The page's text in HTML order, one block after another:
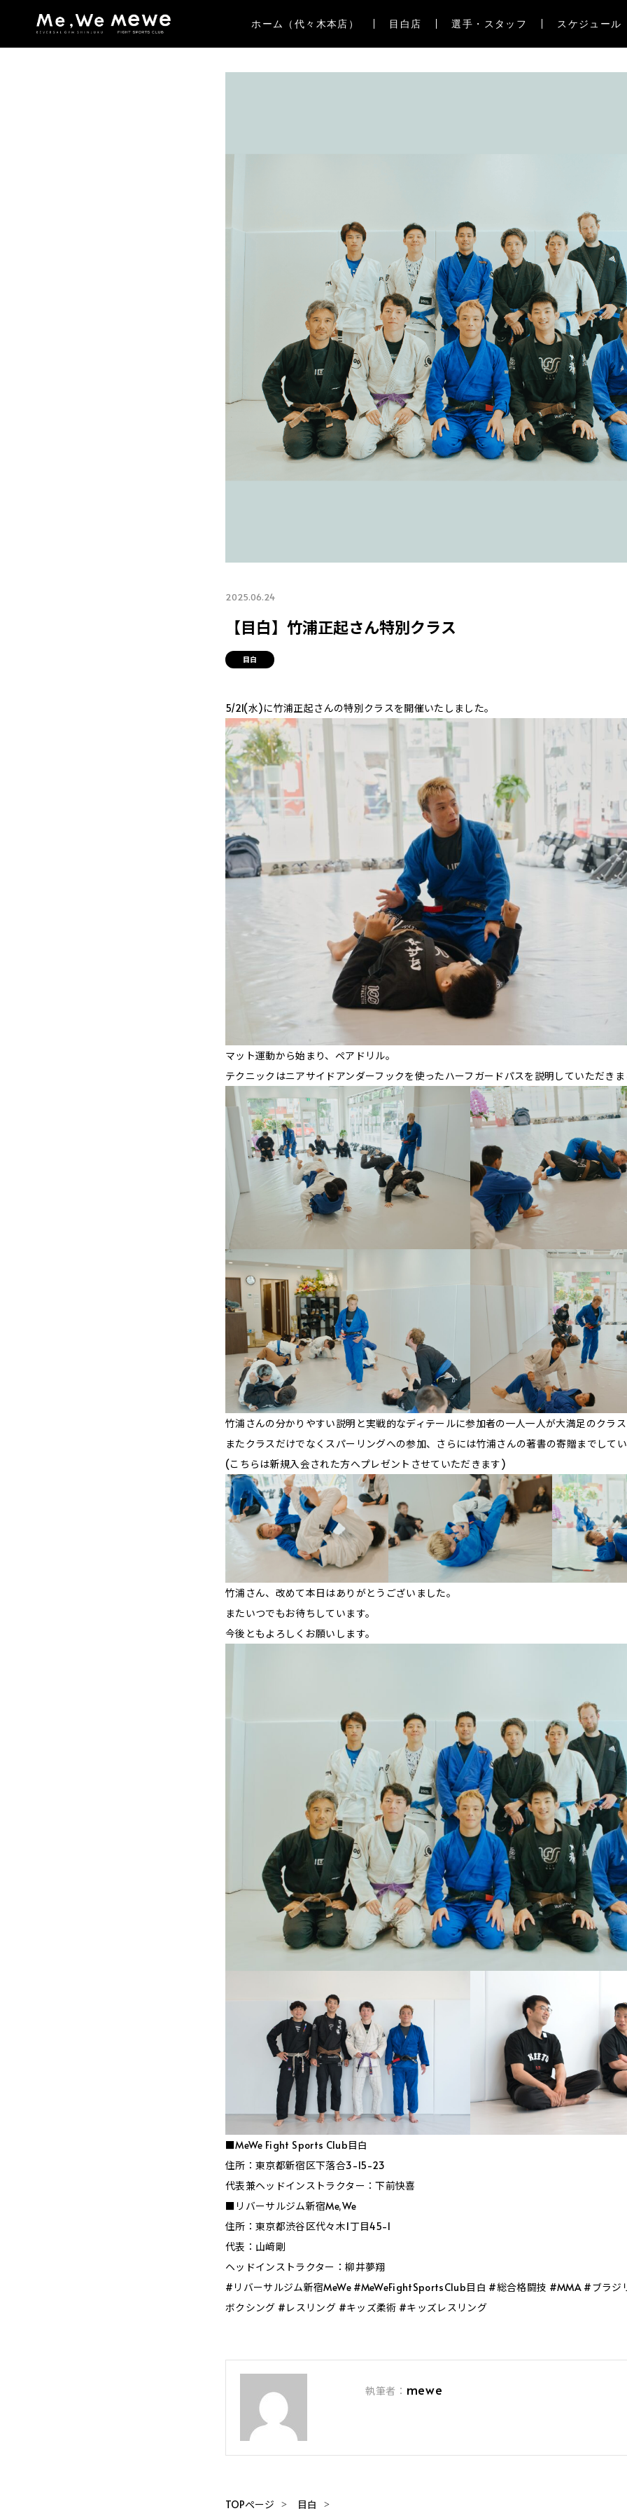
ホーム（代々木本店） 目白店 選手・スタッフ スケジュール
2025.06.24
【目白】竹浦正起さん特別クラス
目白
5/21(水)に竹浦正起さんの特別クラスを開催いたしました。
マット運動から始まり、ペアドリル。
テクニックはニアサイドアンダーフックを使ったハーフガードパスを説明していただき
竹浦さんの分かりやすい説明と実戦的なディテールに参加者の一人一人が大満足のクラ
またクラスだけでなくスパーリングへの参加、さらには竹浦さんの著書の寄贈までして
(こちらは新規入会された方へプレゼントさせていただきます)
竹浦さん、改めて本日はありがとうございました。
またいつでもお待ちしています。
今後ともよろしくお願いします。
■MeWe Fight Sports Club目白
住所：東京都新宿区下落合3-15-23
代表兼ヘッドインストラクター：下前快喜
■リバーサルジム新宿Me,We
住所：東京都渋谷区代々木1丁目45-1
代表：山﨑剛
ヘッドインストラクター：柳井夢翔
#リバーサルジム新宿MeWe #MeWeFightSportsClub目白 #総合格闘技 #MMA #ブラジ
ボクシング #レスリング #キッズ柔術 #キッズレスリング
執筆者： mewe
TOPページ 目白